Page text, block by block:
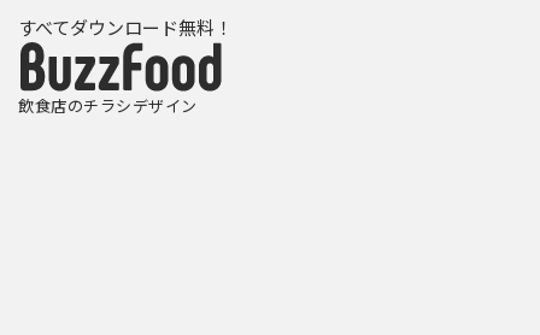
すべてダウンロード無料！
飲食店のチラシデザイン